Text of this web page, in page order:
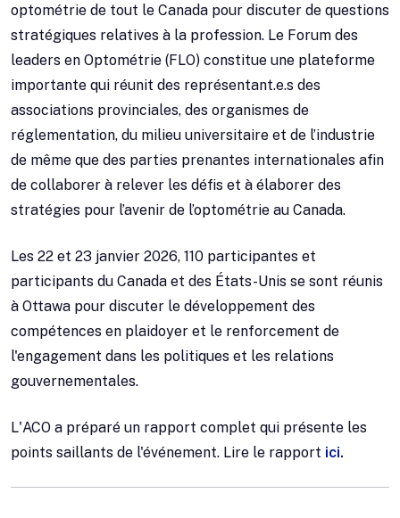
optométrie de tout le Canada pour discuter de questions
stratégiques relatives à la profession. Le Forum des
leaders en Optométrie (FLO) constitue une plateforme
importante qui réunit des représentant.e.s des
associations provinciales, des organismes de
réglementation, du milieu universitaire et de l’industrie
de même que des parties prenantes internationales afin
de collaborer à relever les défis et à élaborer des
stratégies pour l’avenir de l’optométrie au Canada.
Les 22 et 23 janvier 2026, 110 participantes et
participants du Canada et des États-Unis se sont réunis
à Ottawa pour discuter le développement des
compétences en plaidoyer et le renforcement de
l'engagement dans les politiques et les relations
gouvernementales.
L'ACO a préparé un rapport complet qui présente les
points saillants de l'événement. Lire le rapport ici.